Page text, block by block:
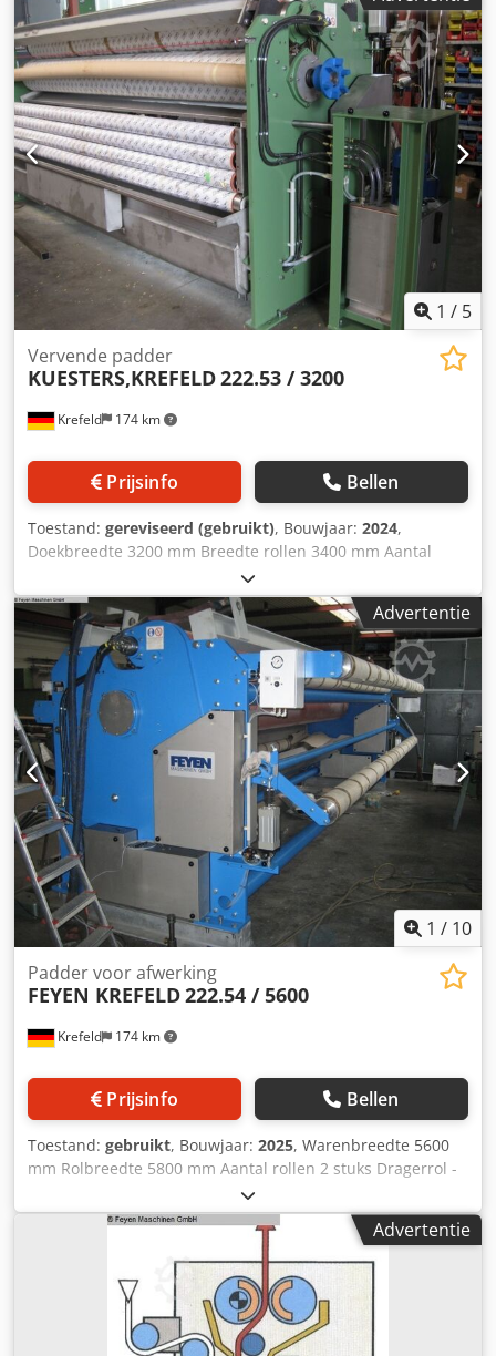
aandrijving, kan worden aangepast aan de inbouwsituatie.
Kan worden omgebouwd tot een compleet KKV station.
1 / 5
Krefeld 174 km
Vervende padder
KUESTERS,KREFELD222.53 / 3200
Prijsinfo Bellen
Toestand: gereviseerd (gebruikt), Bouwjaar: 2024,
Doekbreedte 3200 mm Breedte rollen 3400 mm Aantal
rollen 2 stuks Draagrol - diameter 340 mm Rollenhoes -
zacht rubber 75 graden shore S-rol - diameter 290 mm
Rollenhoes - zacht rubber 75 graden shore Lijndruk 50 N /
mm Totale druk 16 ton Stofgeleider voor gebogen spreider
van geweven stof, geleidingsrol Aandrijfzijde na bestelling
Bedieningszijde na bestelling Diameter aandrijfpen 80 mm
Benodigd vermogen bij 80 m/min = 11 kW Hydraulische
console voor gescheiden persen in roestvrij staal
vloeistoftank met perseenheid voor vloeistoffen 4 Rollen
compleet nieuwe machine (foto toont een vergelijkbare
machine zoals geleverd) staat van levering) Nieuwe
aandrijving als enkele machine of voor opvolgend gebruik
kan Dcedpjtv It Tjfx Ah Dok kan worden geleverd.
Advertentie
1 / 10
Krefeld 174 km
Padder voor afwerking
FEYEN KREFELD222.54 / 5600
Prijsinfo Bellen
Toestand: gebruikt, Bouwjaar: 2025, Warenbreedte 5600
mm Rolbreedte 5800 mm Aantal rollen 2 stuks Dragerrol -
diameter 490 mm Rolbekleding - zachte rubber 75 graden
shore S-rol - diameter 340 mm Rolbekleding - zachte
rubber 75 graden shore Lijndruk 28 N / mm Totale druk
16,5 ton Textielgeleiding met brederhouder, 1 geleiderol
Dcjdpfx Asupmf Aeh Dek Vlootbak met hef- en
neerlatenbare geleiderol Aandrijvingszijde volgens
opdracht Bedieningszijde volgens opdracht
Advertentie